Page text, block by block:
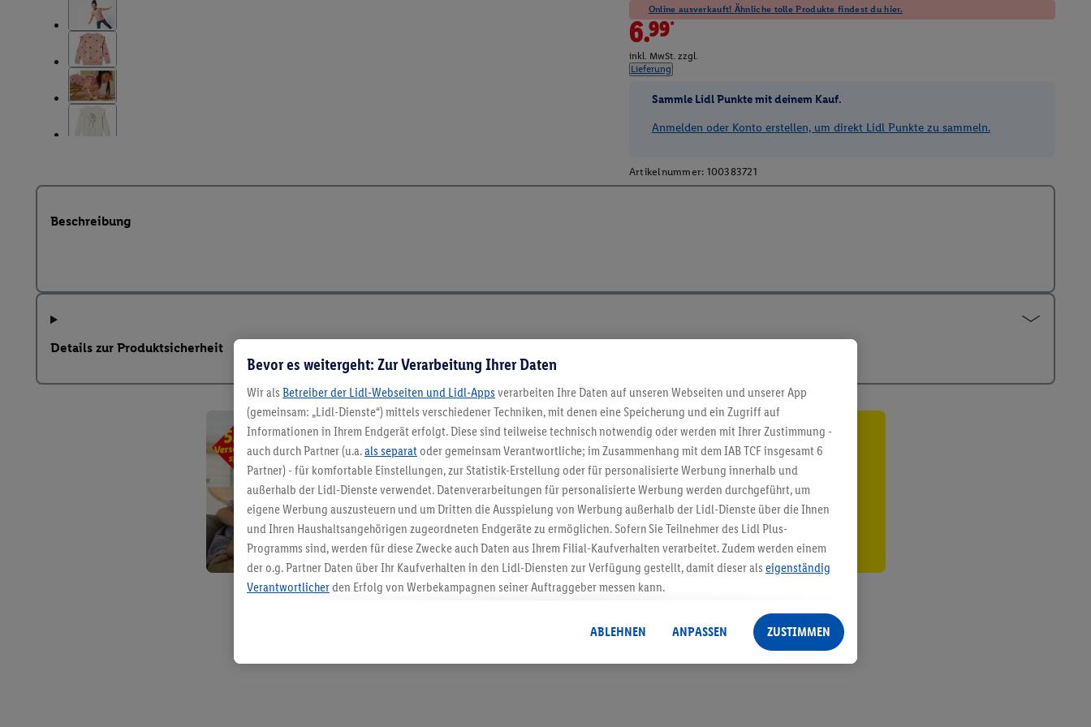
Online ausverkauft! Ähnliche tolle Produkte findest du hier.
6.99*
inkl. MwSt. zzgl.
Lieferung
Sammle Lidl Punkte mit deinem Kauf.
Anmelden oder Konto erstellen, um direkt Lidl Punkte zu sammeln.
Artikelnummer: 100383721
Beschreibung
Details zur Produktsicherheit
5.95 € Versand sparen³²ᵃ
Jetzt zum Newsletter anmelden
Gutschein sichern!
Bevor es weitergeht: Zur Verarbeitung Ihrer Daten
Wir als Betreiber der Lidl-Webseiten und Lidl-Apps verarbeiten Ihre Daten auf unseren Webseiten und unserer App
(gemeinsam: „Lidl-Dienste“) mittels verschiedener Techniken, mit denen eine Speicherung und ein Zugriff auf
Informationen in Ihrem Endgerät erfolgt. Diese sind teilweise technisch notwendig oder werden mit Ihrer Zustimmung -
auch durch Partner (u.a.als separat oder gemeinsam Verantwortliche; im Zusammenhang mit dem IAB TCF insgesamt 6
Partner) - für komfortable Einstellungen, zur Statistik-Erstellung oder für personalisierte Werbung innerhalb und
außerhalb der Lidl-Dienste verwendet. Datenverarbeitungen für personalisierte Werbung werden durchgeführt, um
eigene Werbung auszusteuern und um Dritten die Ausspielung von Werbung außerhalb der Lidl-Dienste über die Ihnen
und Ihren Haushaltsangehörigen zugeordneten Endgeräte zu ermöglichen. Sofern Sie Teilnehmer des Lidl Plus-
Programms sind, werden für diese Zwecke auch Daten aus Ihrem Filial-Kaufverhalten verarbeitet. Zudem werden einem
der o.g. Partner Daten über Ihr Kaufverhalten in den Lidl-Diensten zur Verfügung gestellt, damit dieser als eigenständig
Verantwortlicherden Erfolg von Werbekampagnen seiner Auftraggeber messen kann.
angereicherten Profilen. Dies umfasst die Zusammenführung von Daten (z.B. über Ihre Nutzung der Lidl-Dienste, Ihr
Kaufverhalten in den Lidl-Diensten, Informationen aus Ihrem Kundenkonto - z.B. Alter oder Geschlecht - sowie Ihre
genauen Standortdaten) auch über verschiedene Endgeräte und Lidl-Dienste hinweg einschließlich dem Speichern von
ABLEHNEN ANPASSEN ZUSTIMMEN